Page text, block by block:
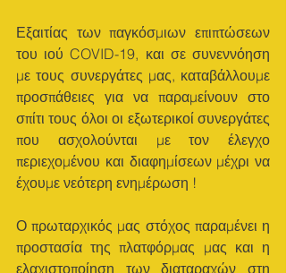
Εξαιτίας των παγκόσμιων επιπτώσεων
του ιού COVID-19, και σε συνεννόηση
με τους συνεργάτες μας, καταβάλλουμε
προσπάθειες για να παραμείνουν στο
σπίτι τους όλοι οι εξωτερικοί συνεργάτες
που ασχολούνται με τον έλεγχο
περιεχομένου και διαφημίσεων μέχρι να
έχουμε νεότερη ενημέρωση !
Ο πρωταρχικός μας στόχος παραμένει η
προστασία της πλατφόρμας μας και η
ελαχιστοποίηση των διαταραχών στη